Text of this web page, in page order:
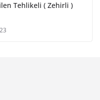
Tehlikeli ( Zehirli )